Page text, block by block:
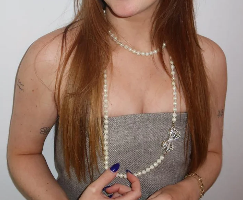
Reviews Waarom bestellen bij
je collectie! De armband is zowel zilver als goud, wat dit item makkelijk
de collecties, of leuk om op zichzelf te dragen. De armband is gemaakt